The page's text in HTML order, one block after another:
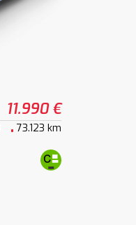
11.990 €
73.123 km